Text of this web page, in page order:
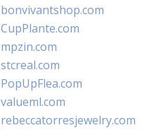
bonvivantshop.com
CupPlante.com
mpzin.com
stcreal.com
PopUpFlea.com
valueml.com
rebeccatorresjewelry.com